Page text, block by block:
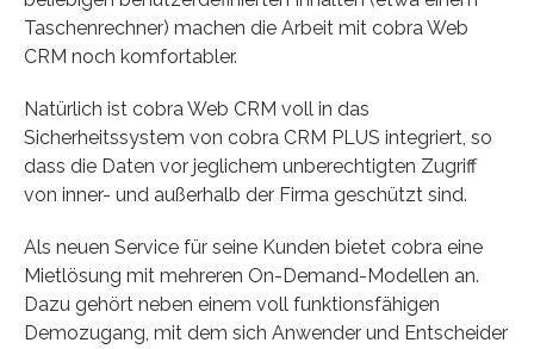
Taschenrechner) machen die Arbeit mit cobra Web
CRM noch komfortabler.
Natürlich ist cobra Web CRM voll in das
Sicherheitssystem von cobra CRM PLUS integriert, so
dass die Daten vor jeglichem unberechtigten Zugriff
von inner- und außerhalb der Firma geschützt sind.
Als neuen Service für seine Kunden bietet cobra eine
Mietlösung mit mehreren On-Demand-Modellen an.
Dazu gehört neben einem voll funktionsfähigen
Demozugang, mit dem sich Anwender und Entscheider